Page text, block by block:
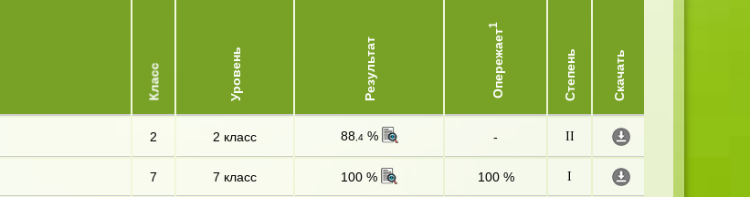
Класс Уровень Результат Опережает
1
Степень Скачать
2 2 класс 88,4% - II
7 7 класс 100 % 100 % I